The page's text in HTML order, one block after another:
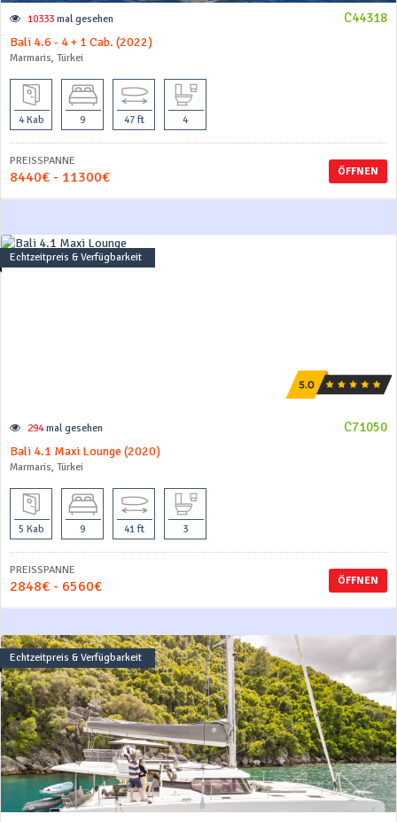
C44318
10333 mal gesehen
Bali 4.6 - 4 + 1 Cab. (2022)
Marmaris, Türkei
4 Kab 9 47 ft 4
ÖFFNEN
PREISSPANNE
8440€ - 11300€
Echtzeitpreis & Verfügbarkeit
C71050
294mal gesehen
Bali 4.1 Maxi Lounge (2020)
Marmaris, Türkei
5 Kab 9 41 ft 3
ÖFFNEN
PREISSPANNE
2848€ - 6560€
Echtzeitpreis & Verfügbarkeit